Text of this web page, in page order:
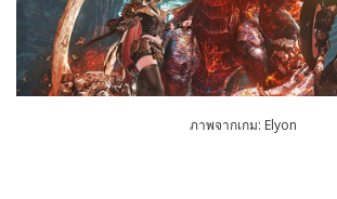
ภาพจากเกม: Elyon